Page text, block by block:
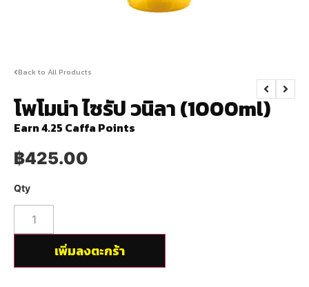
Back to All Products
โพโมน่า ไซรัป วนิลา (1000ml)
Earn 4.25 Caffa Points
฿425.00
เพิ่มลงตะกร้า